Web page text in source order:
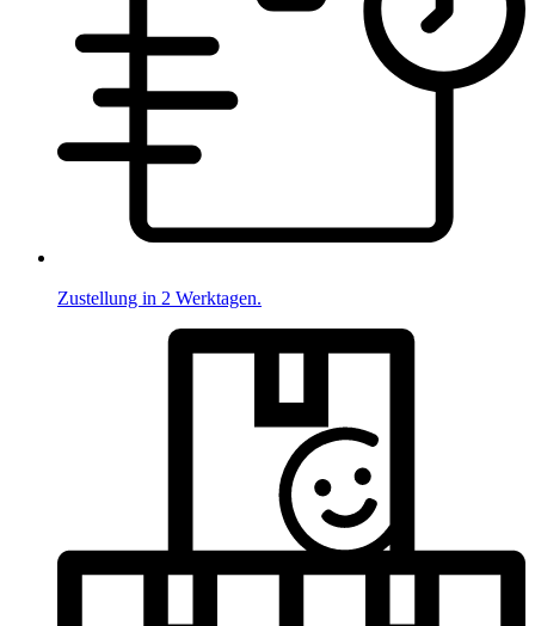
Zustellung in 2 Werktagen.